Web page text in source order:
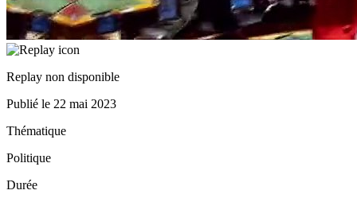
Replay non disponible
Publié le 22 mai 2023
Thématique
Politique
Durée